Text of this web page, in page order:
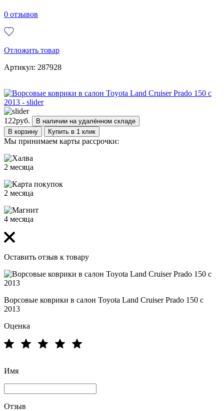
0 отзывов
Отложить товар
Артикул: 287928
122руб.
В наличии на удалённом складе
В корзину
Купить в 1 клик
Мы принимаем карты рассрочки:
2 месяца
2 месяца
4 месяца
Оставить отзыв к товару
Ворсовые коврики в салон Toyota Land Cruiser Prado 150 с
2013
Оценка
Имя
Отзыв